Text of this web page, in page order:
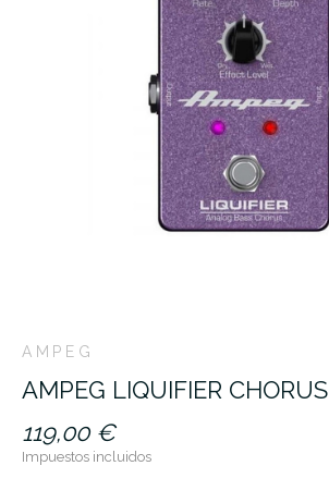
AMPEG
AMPEG LIQUIFIER CHORUS
119,00 €
Impuestos incluidos